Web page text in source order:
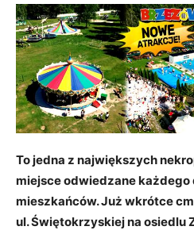
To jedna z największych
miejsce odwiedzane każdego
mieszkańców. Już wkrótce
ul. Świętokrzyskiej na osiedlu